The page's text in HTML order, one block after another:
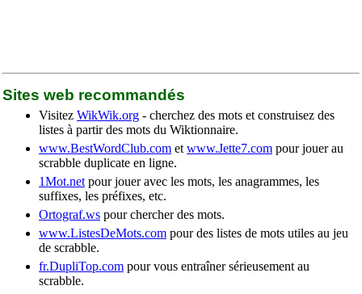
Sites web recommandés
Visitez WikWik.org - cherchez des mots et construisez des
listes à partir des mots du Wiktionnaire.
www.BestWordClub.com et www.Jette7.com pour jouer au
scrabble duplicate en ligne.
1Mot.net pour jouer avec les mots, les anagrammes, les
suffixes, les préfixes, etc.
Ortograf.ws pour chercher des mots.
www.ListesDeMots.com pour des listes de mots utiles au jeu
de scrabble.
fr.DupliTop.com pour vous entraîner sérieusement au
scrabble.